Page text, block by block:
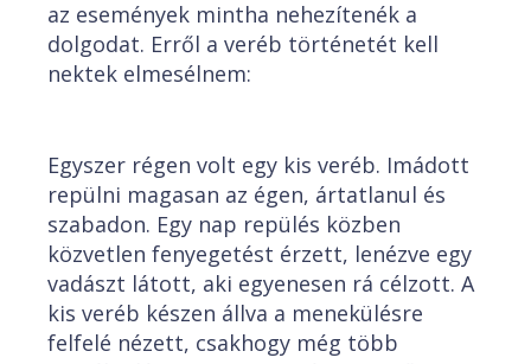
az események mintha nehezítenék a
dolgodat. Erről a veréb történetét kell
nektek elmesélnem:
Egyszer régen volt egy kis veréb. Imádott
repülni magasan az égen, ártatlanul és
szabadon. Egy nap repülés közben
közvetlen fenyegetést érzett, lenézve egy
vadászt látott, aki egyenesen rá célzott. A
kis veréb készen állva a menekülésre
felfelé nézett, csakhogy még több